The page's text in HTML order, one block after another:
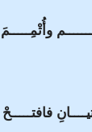
فافتـــــحْ